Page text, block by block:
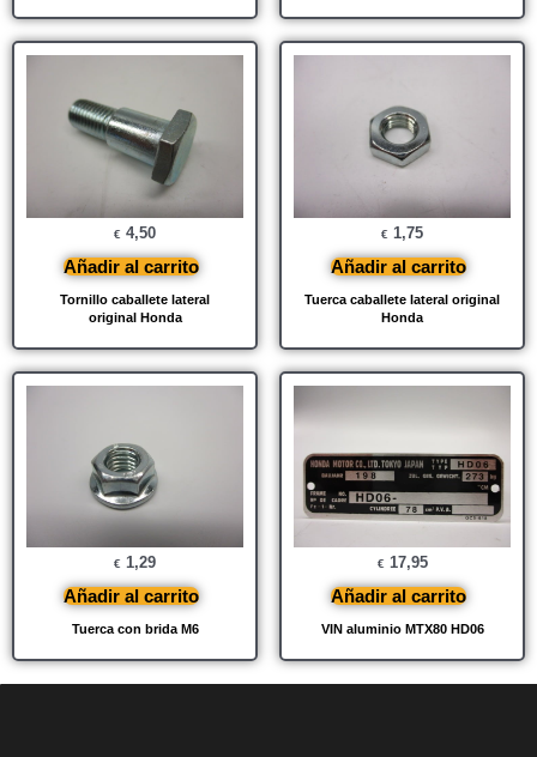
Tornillo caballete lateral
original Honda
€ 4,50
Añadir al carrito
Tuerca caballete lateral original
Honda
€ 1,75
Añadir al carrito
Tuerca con brida M6
€ 1,29
Añadir al carrito
VIN aluminio MTX80 HD06
€ 17,95
Añadir al carrito